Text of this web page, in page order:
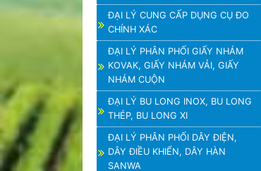
ĐẠI LÝ CUNG CẤP DỤNG CỤ ĐO
CHÍNH XÁC
ĐẠI LÝ PHÂN PHỐI GIẤY NHÁM
KOVAK, GIẤY NHÁM VẢI, GIẤY
NHÁM CUỘN
ĐẠI LÝ BU LONG INOX, BU LONG
THÉP, BU LONG XI
ĐẠI LÝ PHÂN PHỐI DÂY ĐIỆN,
DÂY ĐIỀU KHIỂN, DÂY HÀN
SANWA